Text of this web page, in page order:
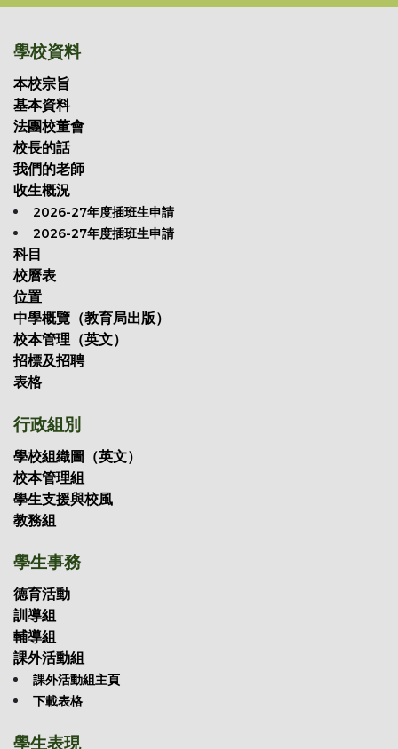
學校資料
本校宗旨
基本資料
法團校董會
校長的話
我們的老師
收生概況
2026-27年度插班生申請
2026-27年度插班生申請
科目
校曆表
位置
中學概覽（教育局出版）
校本管理（英文）
招標及招聘
表格
行政組別
學校組織圖（英文）
校本管理組
學生支援與校風
教務組
學生事務
德育活動
訓導組
輔導組
課外活動組
課外活動組主頁
下載表格
學生表現